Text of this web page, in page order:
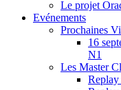
Le projet
Evénements
Prochaines
16
N1
Les Master